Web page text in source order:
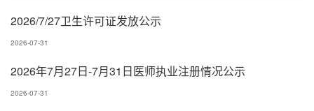
2026/7/27卫生许可证发放公示
2026-07-31
2026年7月27日-7月31日医师执业注册情况公示
2026-07-31